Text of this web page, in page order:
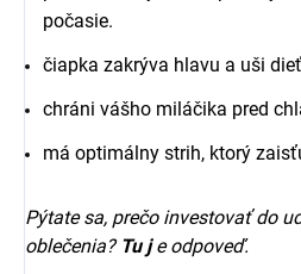
počasie.
čiapka zakrýva hlavu a uši
chráni vášho miláčika pred
má optimálny strih, ktorý
Pýtate sa, prečo investovať do
oblečenia? Tu j e odpoveď.